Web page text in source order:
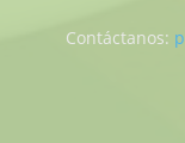
Contáctanos: